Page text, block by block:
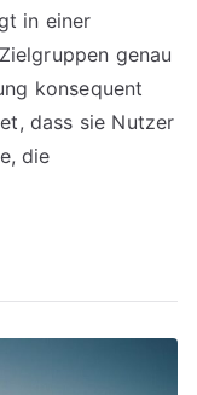
in einer
genau
konsequent
dass sie Nutzer
die